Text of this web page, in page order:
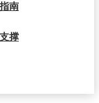
南
撑